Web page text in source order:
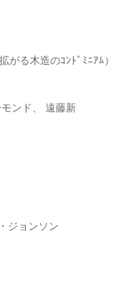
がる木造のｺﾝﾄﾞﾐﾆｱﾑ）
ンド、 遠藤新
ジョンソン